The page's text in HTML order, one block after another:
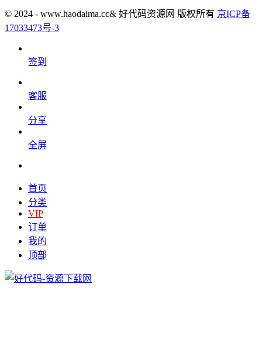
© 2024 - www.haodaima.cc& 好代码资源网 版权所有 京ICP备
17033473号-3
签到
客服
分享
全屏
首页
分类
VIP
订单
我的
顶部